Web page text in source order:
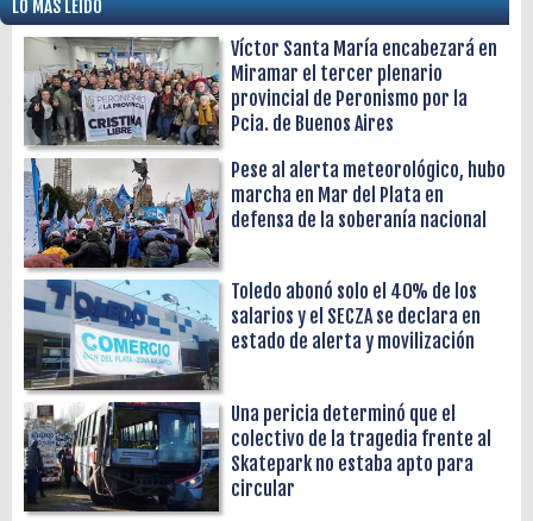
LO MÁS LEÍDO
Víctor Santa María encabezará en
Miramar el tercer plenario
provincial de Peronismo por la
Pcia. de Buenos Aires
Pese al alerta meteorológico, hubo
marcha en Mar del Plata en
defensa de la soberanía nacional
Toledo abonó solo el 40% de los
salarios y el SECZA se declara en
estado de alerta y movilización
Una pericia determinó que el
colectivo de la tragedia frente al
Skatepark no estaba apto para
circular